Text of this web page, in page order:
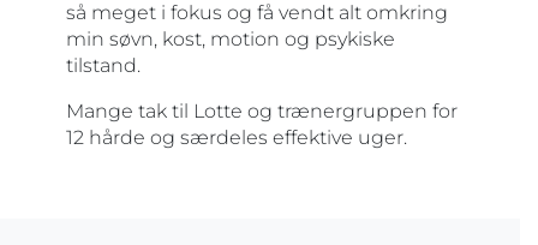
så meget i fokus og få vendt alt omkring
min søvn, kost, motion og psykiske
tilstand.
Mange tak til Lotte og trænergruppen for
12 hårde og særdeles effektive uger.